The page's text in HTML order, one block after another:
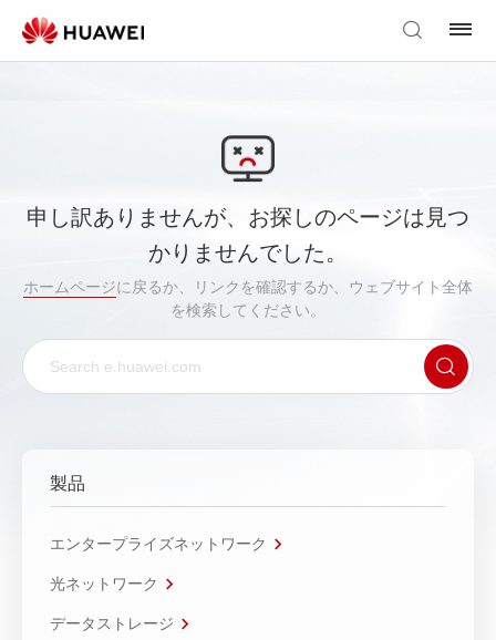
申し訳ありませんが、お探しのページは見つ
かりませんでした。
ホームページに戻るか、リンクを確認するか、ウェブサイト全体
を検索してください。
製品
エンタープライズネットワーク
光ネットワーク
データストレージ